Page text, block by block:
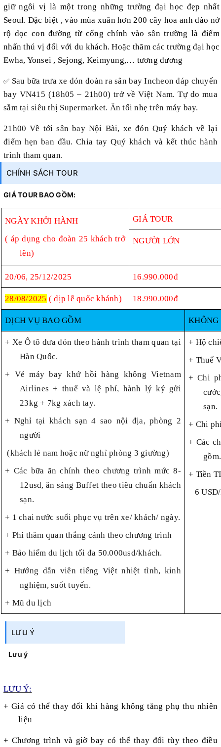
giữ ngôi vị là một trong những trường đại học đẹp nhất
Seoul. Đặc biệt , vào mùa xuân hơn 200 cây hoa anh đào nở
rộ dọc con đường từ cổng chính vào sân trường là điểm
nhấn thú vị đối với du khách. Hoặc thăm các trường đại học
Ewha, Yonsei , Sejong, Keimyung,… tương đương
✅ Sau bữa trưa xe đón đoàn ra sân bay Incheon đáp chuyến
bay VN415 (18h05 – 21h00) trở về Việt Nam. Tự do mua
sắm tại siêu thị Supermarket. Ăn tối nhẹ trên máy bay.
21h00 Về tới sân bay Nội Bài, xe đón Quý khách về lại
điểm hẹn ban đầu. Chia tay Quý khách và kết thúc hành
trình tham quan.
CHÍNH SÁCH TOUR
GIÁ TOUR BAO GỒM:
NGÀY KHỞI HÀNH
( áp dụng cho đoàn 25 khách trở
lên)
GIÁ TOUR
NGƯỜI LỚN
20/06, 25/12/2025 16.990.000đ
28/08/2025 ( dịp lễ quốc khánh) 18.990.000đ
DỊCH VỤ BAO GỒM KHÔNG
+ Xe Ô tô đưa đón theo hành trình tham quan tại
Hàn Quốc.
+ Vé máy bay khứ hồi hàng không Vietnam
Airlines + thuế và lệ phí, hành lý ký gửi
23kg + 7kg xách tay.
+ Nghỉ tại khách sạn 4 sao nội địa, phòng 2
người
(khách lẻ nam hoặc nữ nghỉ phòng 3 giường)
+ Các bữa ăn chính theo chương trình mức 8-
12usd, ăn sáng Buffet theo tiêu chuẩn khách
sạn.
+ 1 chai nước suối phục vụ trên xe/ khách/ ngày.
+ Phí thăm quan thắng cảnh theo chương trình
+ Bảo hiểm du lịch tối đa 50.000usd/khách.
+ Hướng dẫn viên tiếng Việt nhiệt tình, kinh
nghiệm, suốt tuyến.
+ Mũ du lịch
+ Hộ
+ Thuế
+ Chi
sạn.
+ Chi
+ Các
gồm.
+ Tiền
6
LƯU Ý
Lưu ý
LƯU Ý:
+ Giá có thể thay đổi khi hàng không tăng phụ thu nhiên
liệu
+ Chương trình và giờ bay có thể thay đổi tùy theo điều